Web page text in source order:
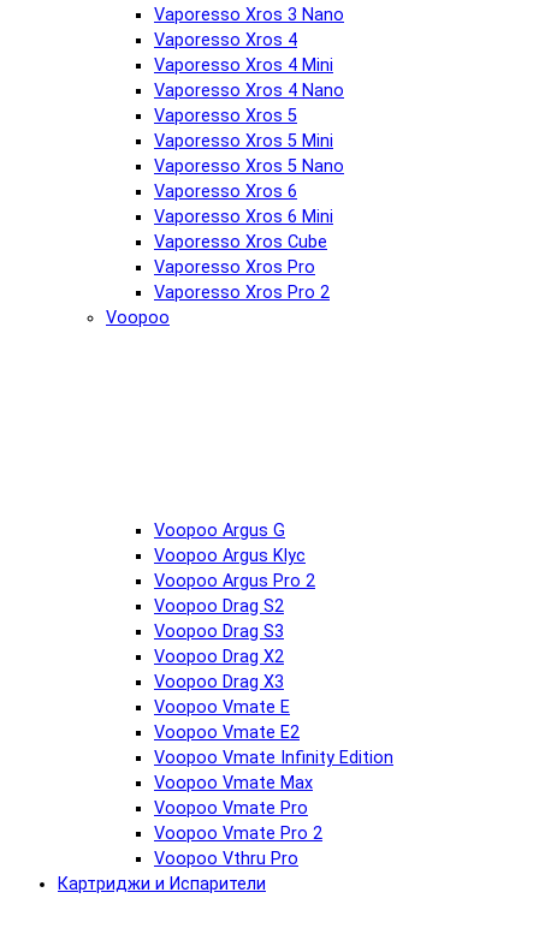
Vaporesso Xros 3 Nano
Vaporesso Xros 4
Vaporesso Xros 4 Mini
Vaporesso Xros 4 Nano
Vaporesso Xros 5
Vaporesso Xros 5 Mini
Vaporesso Xros 5 Nano
Vaporesso Xros 6
Vaporesso Xros 6 Mini
Vaporesso Xros Cube
Vaporesso Xros Pro
Vaporesso Xros Pro 2
Voopoo
Voopoo Argus G
Voopoo Argus Klyc
Voopoo Argus Pro 2
Voopoo Drag S2
Voopoo Drag S3
Voopoo Drag X2
Voopoo Drag X3
Voopoo Vmate E
Voopoo Vmate E2
Voopoo Vmate Infinity Edition
Voopoo Vmate Max
Voopoo Vmate Pro
Voopoo Vmate Pro 2
Voopoo Vthru Pro
Картриджи и Испарители